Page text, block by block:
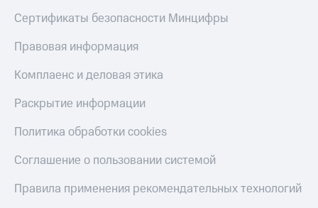
Сертификаты безопасности Минцифры
Правовая информация
Комплаенс и деловая этика
Раскрытие информации
Политика обработки cookies
Соглашение о пользовании системой
Правила применения рекомендательных технологий